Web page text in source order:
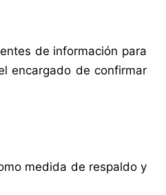
de información para
encargado de confirmar
medida de respaldo y